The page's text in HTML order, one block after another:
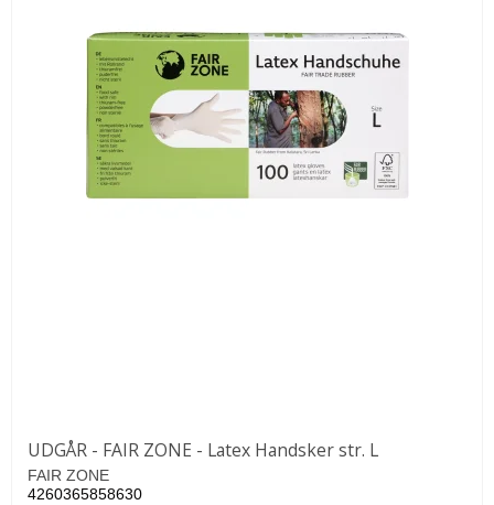
UDGÅR - FAIR ZONE - Latex Handsker str. L
FAIR ZONE
4260365858630